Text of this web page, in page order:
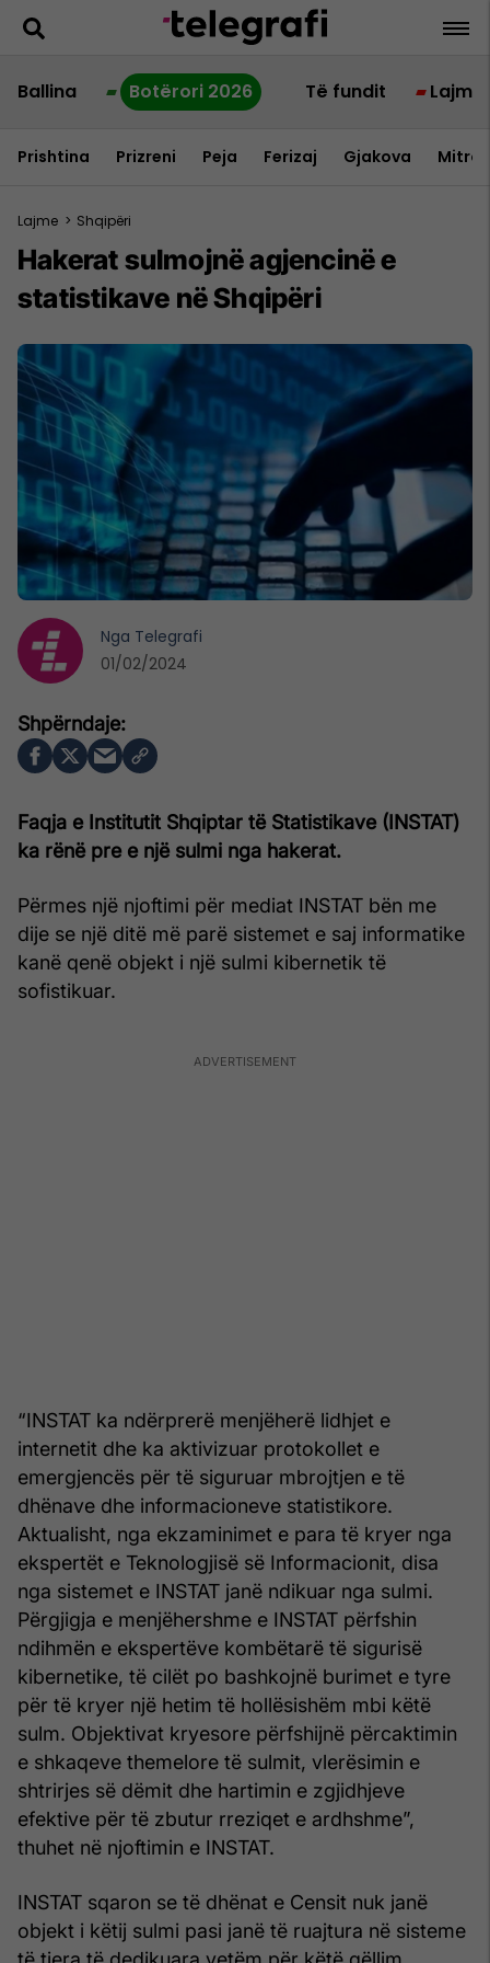
Ballina Botërori 2026 Të fundit Lajme
Prishtina Prizreni Peja Ferizaj Gjakova
Lajme > Shqipëri
Hakerat sulmojnë agjencinë e
statistikave në Shqipëri
Faqja e Institutit Shqiptar të Statistikave (INSTAT)
ka rënë pre e një sulmi nga hakerat.
Përmes një njoftimi për mediat INSTAT bën me
dije se një ditë më parë sistemet e saj informatike
kanë qenë objekt i një sulmi kibernetik të
sofistikuar.
“INSTAT ka ndërprerë menjëherë lidhjet e
internetit dhe ka aktivizuar protokollet e
emergjencës për të siguruar mbrojtjen e të
dhënave dhe informacioneve statistikore.
Aktualisht, nga ekzaminimet e para të kryer nga
ekspertët e Teknologjisë së Informacionit, disa
nga sistemet e INSTAT janë ndikuar nga sulmi.
Përgjigja e menjëhershme e INSTAT përfshin
ndihmën e ekspertëve kombëtarë të sigurisë
kibernetike, të cilët po bashkojnë burimet e tyre
për të kryer një hetim të hollësishëm mbi këtë
sulm. Objektivat kryesore përfshijnë përcaktimin
e shkaqeve themelore të sulmit, vlerësimin e
shtrirjes së dëmit dhe hartimin e zgjidhjeve
efektive për të zbutur rreziqet e ardhshme”,
thuhet në njoftimin e INSTAT.
INSTAT sqaron se të dhënat e Censit nuk janë
objekt i këtij sulmi pasi janë të ruajtura në sisteme
Nga Telegrafi
01/02/2024